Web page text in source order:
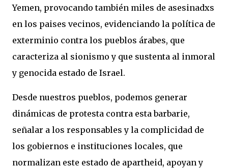
Yemen, provocando también miles de asesinadxs
en los paises vecinos, evidenciando la política de
exterminio contra los pueblos árabes, que
caracteriza al sionismo y que sustenta al inmoral
y genocida estado de Israel.
Desde nuestros pueblos, podemos generar
dinámicas de protesta contra esta barbarie,
señalar a los responsables y la complicidad de
los gobiernos e instituciones locales, que
normalizan este estado de apartheid, apoyan y